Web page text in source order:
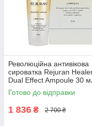
Революційна антивікова
сироватка Rejuran
Dual Effect Ampoule 30
Готово до відправки
1 836 ₴ 2 700 ₴